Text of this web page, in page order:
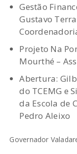
Gestão
Gustavo
Projeto Na
Mourthé –
Abertura:
do TCEMG e
da Escola de
Pedro Aleixo
Governador